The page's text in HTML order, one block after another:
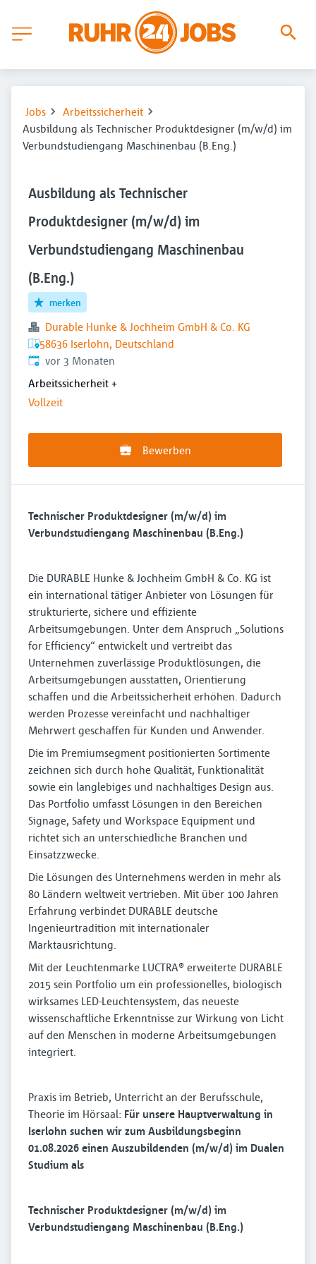
Jobs
Arbeitssicherheit
Ausbildung als Technischer Produktdesigner (m/w/d) im
Verbundstudiengang Maschinenbau (B.Eng.)
Ausbildung als Technischer
Produktdesigner (m/w/d) im
Verbundstudiengang Maschinenbau
(B.Eng.)
merken
Durable Hunke & Jochheim GmbH & Co. KG
58636 Iserlohn, Deutschland
Veröffentlicht:
vor 3 Monaten
Arbeitssicherheit +
Vollzeit
Bewerben
Technischer Produktdesigner (m/w/d) im
Verbundstudiengang Maschinenbau (B.Eng.)
Die DURABLE Hunke & Jochheim GmbH & Co. KG ist
ein international tätiger Anbieter von Lösungen für
strukturierte, sichere und effiziente
Arbeitsumgebungen. Unter dem Anspruch „Solutions
for Efficiency“ entwickelt und vertreibt das
Unternehmen zuverlässige Produktlösungen, die
Arbeitsumgebungen ausstatten, Orientierung
schaffen und die Arbeitssicherheit erhöhen. Dadurch
werden Prozesse vereinfacht und nachhaltiger
Mehrwert geschaffen für Kunden und Anwender.
Die im Premiumsegment positionierten Sortimente
zeichnen sich durch hohe Qualität, Funktionalität
sowie ein langlebiges und nachhaltiges Design aus.
Das Portfolio umfasst Lösungen in den Bereichen
Signage, Safety und Workspace Equipment und
richtet sich an unterschiedliche Branchen und
Einsatzzwecke.
Die Lösungen des Unternehmens werden in mehr als
80 Ländern weltweit vertrieben. Mit über 100 Jahren
Erfahrung verbindet DURABLE deutsche
Ingenieurtradition mit internationaler
Marktausrichtung.
Mit der Leuchtenmarke LUCTRA® erweiterte DURABLE
2015 sein Portfolio um ein professionelles, biologisch
wirksames LED-Leuchtensystem, das neueste
wissenschaftliche Erkenntnisse zur Wirkung von Licht
auf den Menschen in moderne Arbeitsumgebungen
integriert.
Praxis im Betrieb, Unterricht an der Berufsschule,
Theorie im Hörsaal: Für unsere Hauptverwaltung in
Iserlohn suchen wir zum Ausbildungsbeginn
01.08.2026 einen Auszubildenden (m/w/d) im Dualen
Studium als
Technischer Produktdesigner (m/w/d) im
Verbundstudiengang Maschinenbau (B.Eng.)